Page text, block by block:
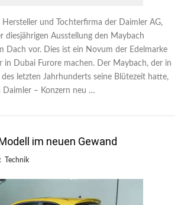
Hersteller und Tochterfirma der Daimler AG,
diesjährigen Ausstellung den Maybach
Dach vor. Dies ist ein Novum der Edelmarke
in Dubai Furore machen. Der Maybach, der in
letzten Jahrhunderts seine Blütezeit hatte,
– Konzern neu …
im neuen Gewand
Technik